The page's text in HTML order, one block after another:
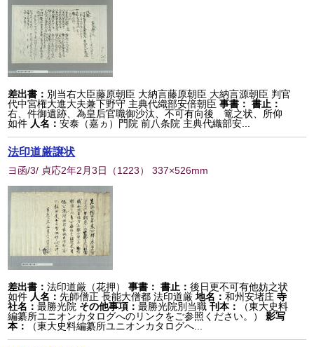
差出書： 別当右大臣藤原朝臣 大納言藤原朝臣 大納言源朝臣 判官
代中宮権大進大夫兼下野守 主典代織部安倍朝臣 事書： 書止：
右、件御遺跡、為皇后官職御沙汰、不可有向後 篭之状、所仰
如件 人名：安泰（嘉ヵ）門院 前八条院 主典代織部安...
法印道厳譲状
ヨ函/3/ 貞応2年2月3日 （1223） 337×526mm
差出書：法印道厳（花押） 事書： 書止：後日更不可有他妨之状
如件 人名：先師僧正 長能大僧都 法印道厳 地名：和州安堵庄 寺
社名：最勝光院 その他事項：最勝光院別当職 刊本：
（東大史料
編纂所ユニオンカタログへのリンクをご参照ください。）
影写
本：
（東大史料編纂所ユニオンカタログへ...